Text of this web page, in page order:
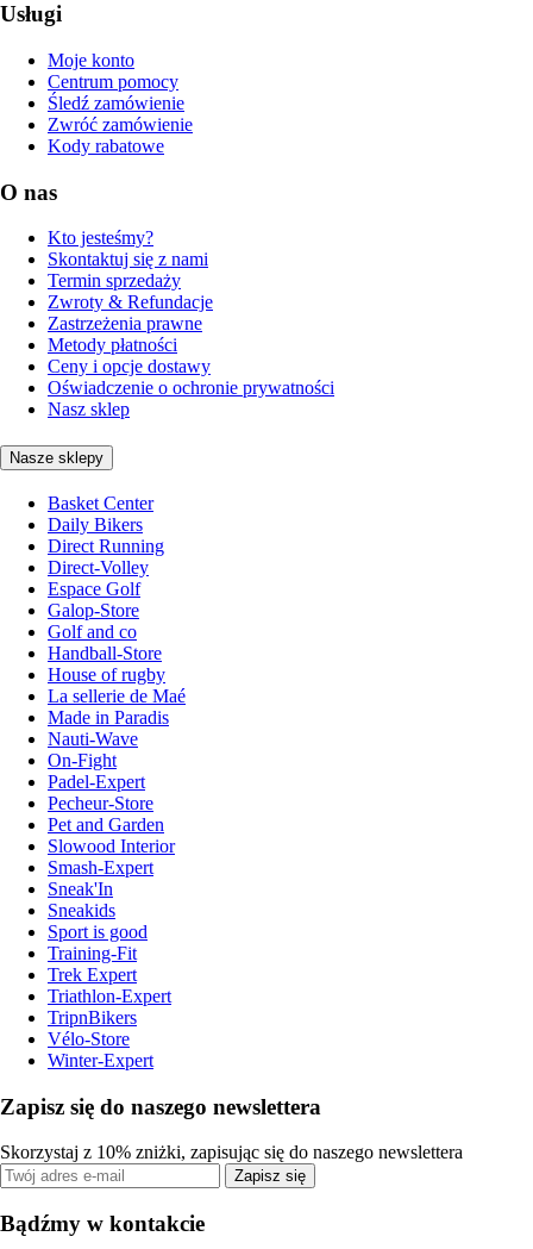
Usługi
Moje konto
Centrum pomocy
Śledź zamówienie
Zwróć zamówienie
Kody rabatowe
O nas
Kto jesteśmy?
Skontaktuj się z nami
Termin sprzedaży
Zwroty & Refundacje
Zastrzeżenia prawne
Metody płatności
Ceny i opcje dostawy
Oświadczenie o ochronie prywatności
Nasz sklep
Nasze sklepy
Basket Center
Daily Bikers
Direct Running
Direct-Volley
Espace Golf
Galop-Store
Golf and co
Handball-Store
House of rugby
La sellerie de Maé
Made in Paradis
Nauti-Wave
On-Fight
Padel-Expert
Pecheur-Store
Pet and Garden
Slowood Interior
Smash-Expert
Sneak'In
Sneakids
Sport is good
Training-Fit
Trek Expert
Triathlon-Expert
TripnBikers
Vélo-Store
Winter-Expert
Zapisz się do naszego newslettera
Skorzystaj z 10% zniżki, zapisując się do naszego newslettera
Zapisz się
Bądźmy w kontakcie